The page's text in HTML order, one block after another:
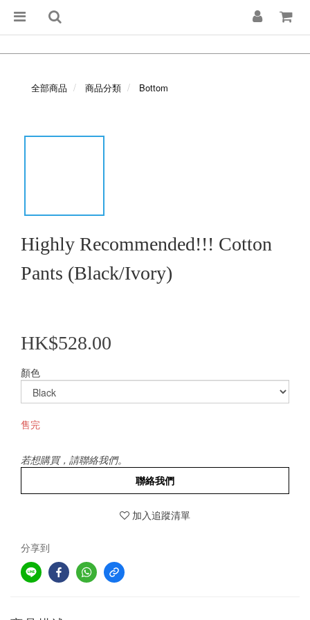
全部商品 商品分類 Bottom
Highly Recommended!!! Cotton
Pants (Black/Ivory)
HK$528.00
顏色
售完
若想購買，請聯絡我們。
聯絡我們
加入追蹤清單
分享到